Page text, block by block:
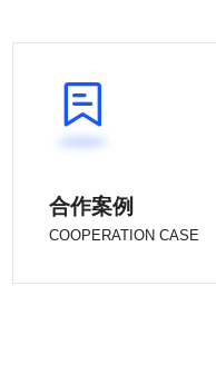

合作案例
COOPERATION CASE